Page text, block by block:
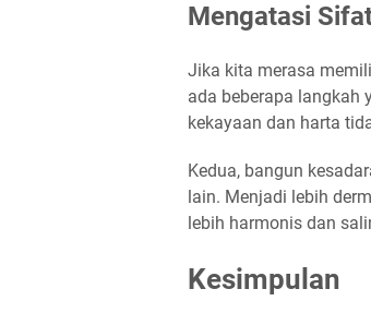
Mengatasi
Jika kita merasa
ada beberapa langkah
kekayaan dan harta
Kedua, bangun
lain. Menjadi lebih
lebih harmonis dan
Kesimpulan